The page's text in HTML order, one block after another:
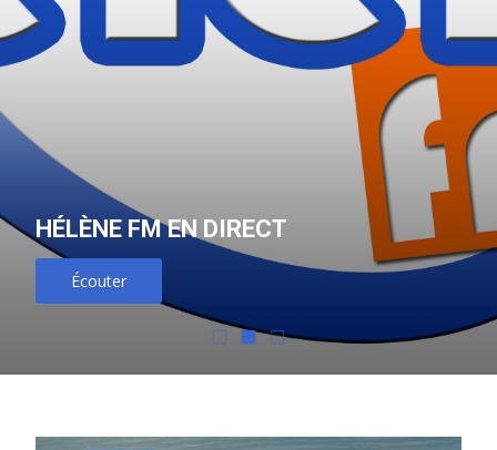
HÉLÈNE FM EN DIRECT
Écouter